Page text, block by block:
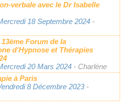
verbale avec le Dr Isabelle
18 Septembre 2024 -
Forum de la
d'Hypnose et Thérapies
20 Mars 2024 - Charlène
à Paris
8 Décembre 2023 -